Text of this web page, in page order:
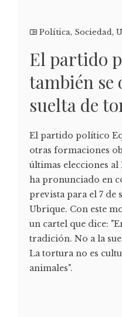
Política, Sociedad,
El partido
también se
suelta de
El partido político
otras formaciones
últimas elecciones
ha pronunciado en
prevista para el 7 de
Ubrique. Con este
un cartel que dice:
tradición. No a la
La tortura no es
animales".